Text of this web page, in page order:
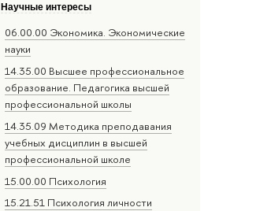
Научные интересы
06.00.00 Экономика. Экономические
науки
14.35.00 Высшее профессиональное
образование. Педагогика высшей
профессиональной школы
14.35.09 Методика преподавания
учебных дисциплин в высшей
профессиональной школе
15.00.00 Психология
15.21.51 Психология личности